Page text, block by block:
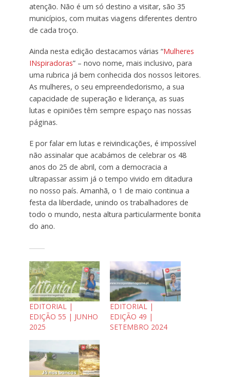
atenção. Não é um só destino a visitar, são 35
municípios, com muitas viagens diferentes dentro
de cada troço.
Ainda nesta edição destacamos várias “Mulheres
INspiradoras” – novo nome, mais inclusivo, para
uma rubrica já bem conhecida dos nossos leitores.
As mulheres, o seu empreendedorismo, a sua
capacidade de superação e liderança, as suas
lutas e opiniões têm sempre espaço nas nossas
páginas.
E por falar em lutas e reivindicações, é impossível
não assinalar que acabámos de celebrar os 48
anos do 25 de abril, com a democracia a
ultrapassar assim já o tempo vivido em ditadura
no nosso país. Amanhã, o 1 de maio continua a
festa da liberdade, unindo os trabalhadores de
todo o mundo, nesta altura particularmente bonita
do ano.
EDITORIAL |
EDIÇÃO 55 | JUNHO
2025
EDITORIAL |
EDIÇÃO 49 |
SETEMBRO 2024